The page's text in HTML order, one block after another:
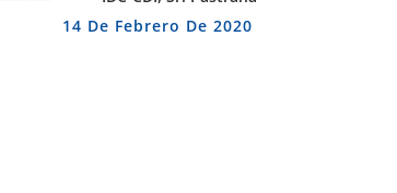
14 De Febrero De 2020